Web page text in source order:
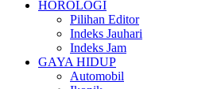
HOROLOGI
Pilihan Editor
Indeks Jauhari
Indeks Jam
GAYA HIDUP
Automobil